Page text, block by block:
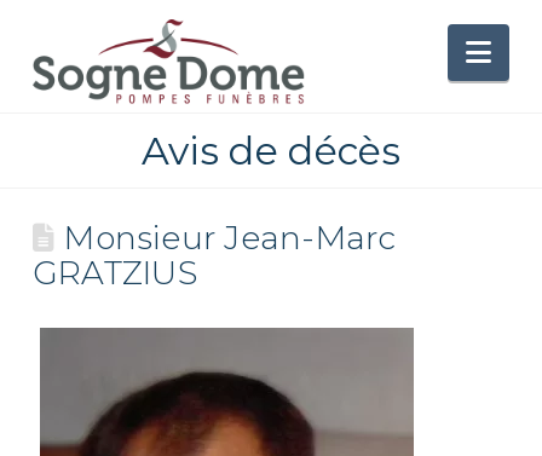
Avis de décès
Monsieur Jean-Marc
GRATZIUS